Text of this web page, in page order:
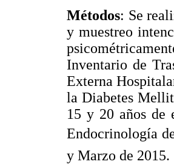
Métodos: Se
y muestreo
Inventario de
Externa
la Diabetes
15 y 20 años de
Endocrinología
y Marzo de 2015.